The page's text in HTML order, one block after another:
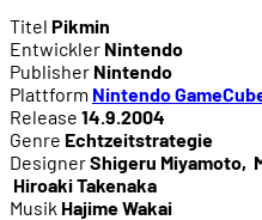
00:36:39 Miyamotos
00:38:30
00:39:46
Titel Pikmin
Entwickler Nintendo
Publisher Nintendo
Plattform Nintendo
Release 14.9.2004
Genre Echtzeitstrategie
DesignerShigeru Miyamoto,
Hiroaki Takenaka
Musik Hajime Wakai